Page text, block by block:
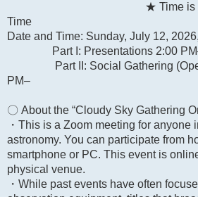
★ Time is
Time
Date and Time: Sunday, July 12,
Part I: Presentations 2:00 PM–
Part II: Social Gathering (Open
PM–
〇 About the “Cloudy Sky Gathering
・This is a Zoom meeting for anyone
astronomy. You can participate from
smartphone or PC. This event is
physical venue.
・While past events have often